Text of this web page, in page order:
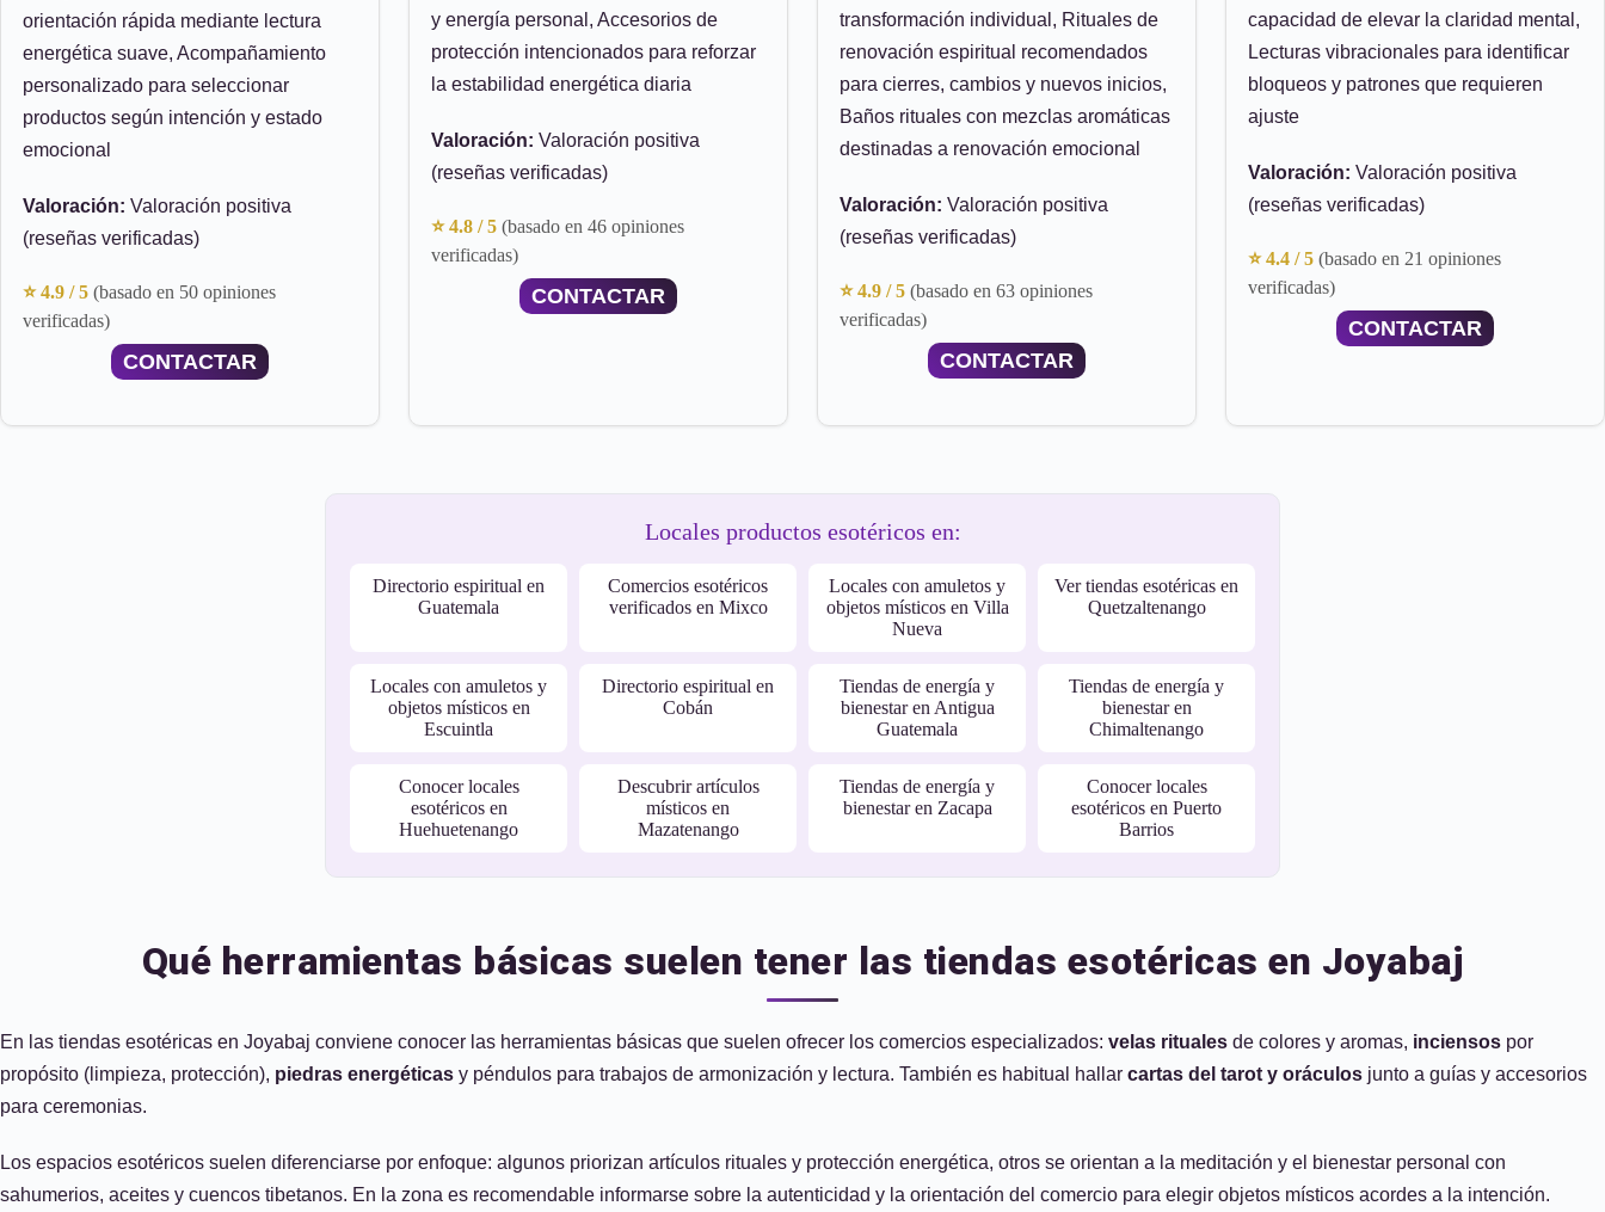
orientación rápida mediante lectura
energética suave, Acompañamiento
personalizado para seleccionar
productos según intención y estado
emocional
Valoración: Valoración positiva
(reseñas verificadas)
⭐ 4.9 / 5 (basado en 50 opiniones
verificadas)
CONTACTAR
y energía personal, Accesorios de
protección intencionados para reforzar
la estabilidad energética diaria
Valoración: Valoración positiva
(reseñas verificadas)
⭐ 4.8 / 5 (basado en 46 opiniones
verificadas)
CONTACTAR
transformación individual, Rituales de
renovación espiritual recomendados
para cierres, cambios y nuevos inicios,
Baños rituales con mezclas aromáticas
destinadas a renovación emocional
Valoración: Valoración positiva
(reseñas verificadas)
⭐ 4.9 / 5 (basado en 63 opiniones
verificadas)
CONTACTAR
capacidad de elevar la claridad mental,
Lecturas vibracionales para identificar
bloqueos y patrones que requieren
ajuste
Valoración: Valoración positiva
(reseñas verificadas)
⭐ 4.4 / 5 (basado en 21 opiniones
verificadas)
CONTACTAR
Locales productos esotéricos en:
Directorio espiritual en
Guatemala
Comercios esotéricos
verificados en Mixco
Locales con amuletos y
objetos místicos en Villa
Nueva
Ver tiendas esotéricas en
Quetzaltenango
Locales con amuletos y
objetos místicos en
Escuintla
Directorio espiritual en
Cobán
Tiendas de energía y
bienestar en Antigua
Guatemala
Tiendas de energía y
bienestar en
Chimaltenango
Conocer locales
esotéricos en
Huehuetenango
Descubrir artículos
místicos en
Mazatenango
Tiendas de energía y
bienestar en Zacapa
Conocer locales
esotéricos en Puerto
Barrios
Qué herramientas básicas suelen tener las tiendas esotéricas en Joyabaj
En las tiendas esotéricas en Joyabaj conviene conocer las herramientas básicas que suelen ofrecer los comercios especializados: velas rituales de colores y aromas, inciensos por
propósito (limpieza, protección), piedras energéticas y péndulos para trabajos de armonización y lectura. También es habitual hallar cartas del tarot y oráculos junto a guías y accesorios
para ceremonias.
Los espacios esotéricos suelen diferenciarse por enfoque: algunos priorizan artículos rituales y protección energética, otros se orientan a la meditación y el bienestar personal con
sahumerios, aceites y cuencos tibetanos. En la zona es recomendable informarse sobre la autenticidad y la orientación del comercio para elegir objetos místicos acordes a la intención.